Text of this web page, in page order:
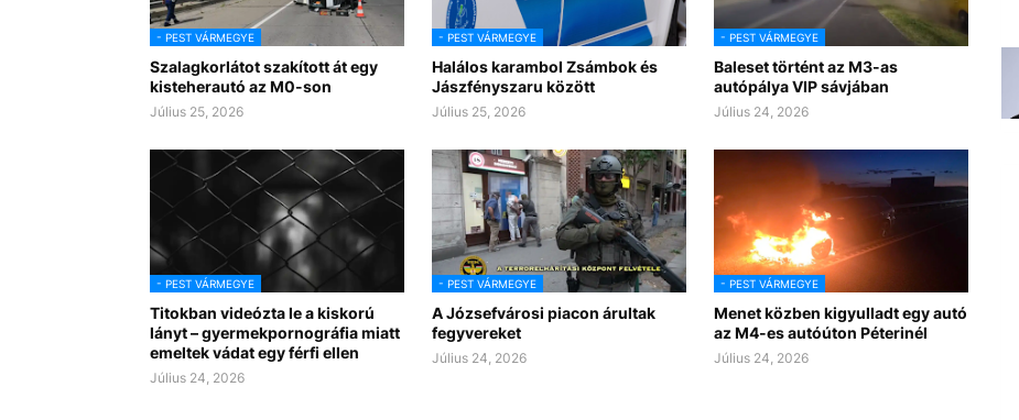
- PEST VÁRMEGYE
Szalagkorlátot szakított át egy
kisteherautó az M0-son
Július 25, 2026
- PEST VÁRMEGYE
Halálos karambol Zsámbok és
Jászfényszaru között
Július 25, 2026
- PEST VÁRMEGYE
Baleset történt az M3-as
autópálya VIP sávjában
Július 24, 2026
- PEST VÁRMEGYE
Titokban videózta le a kiskorú
lányt – gyermekpornográfia miatt
emeltek vádat egy férfi ellen
Július 24, 2026
- PEST VÁRMEGYE
A Józsefvárosi piacon árultak
fegyvereket
Július 24, 2026
- PEST VÁRMEGYE
Menet közben kigyulladt egy autó
az M4-es autóúton Péterinél
Július 24, 2026